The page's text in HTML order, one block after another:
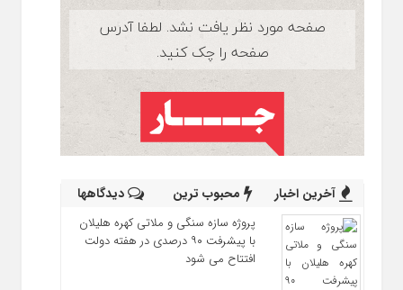
آخرین اخبار محبوب ترین دیدگاهها
پروژه سازه سنگی و ملاتی کهره هلیلان
با پیشرفت ۹۰ درصدی در هفته دولت
افتتاح می شود